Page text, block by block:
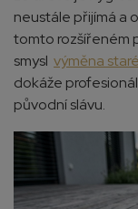
neustále přijímá a
tomto rozšířeném
smysl výměna
dokáže
původní slávu.